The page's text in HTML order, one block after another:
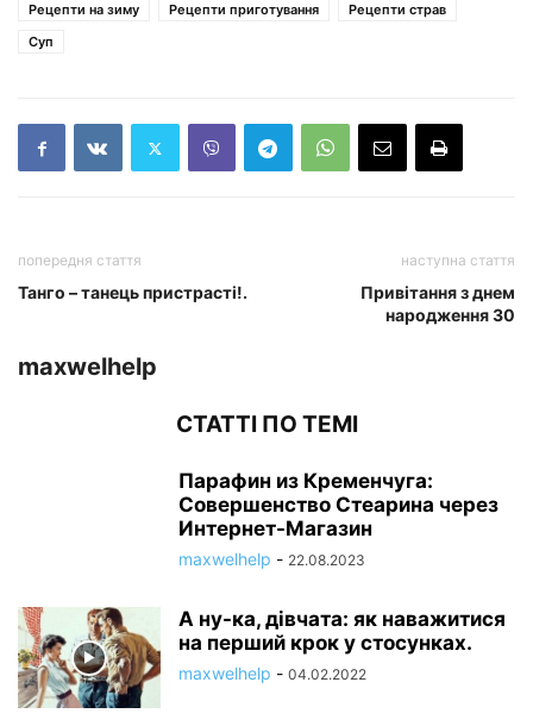
Рецепти на зиму
Рецепти приготування
Рецепти страв
Суп
попередня стаття
Танго – танець пристрасті!.
наступна стаття
Привітання з днем
народження 30
maxwelhelp
СТАТТІ ПО ТЕМІ
Парафин из Кременчуга:
Совершенство Стеарина через
Интернет-Магазин
maxwelhelp - 22.08.2023
А ну-ка, дівчата: як наважитися
на перший крок у стосунках.
maxwelhelp - 04.02.2022